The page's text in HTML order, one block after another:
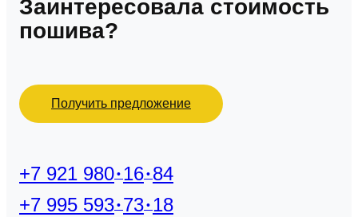
Заинтересовала стоимость
пошива?
Получить предложение
+7 921 980 16 84
+7 995 593 73 18